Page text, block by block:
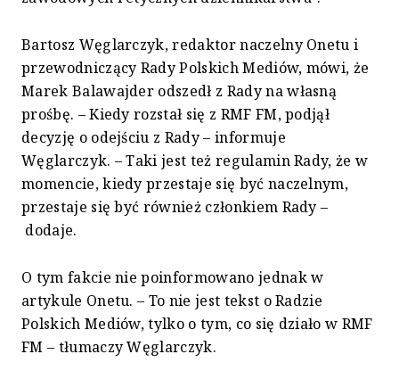
Bartosz Węglarczyk, redaktor naczelny Onetu i
przewodniczący Rady Polskich Mediów, mówi, że
Marek Balawajder odszedł z Rady na własną
prośbę. – Kiedy rozstał się z RMF FM, podjął
decyzję o odejściu z Rady – informuje
Węglarczyk. – Taki jest też regulamin Rady, że w
momencie, kiedy przestaje się być naczelnym,
przestaje się być również członkiem Rady –
dodaje.
O tym fakcie nie poinformowano jednak w
artykule Onetu. – To nie jest tekst o Radzie
Polskich Mediów, tylko o tym, co się działo w RMF
FM – tłumaczy Węglarczyk.